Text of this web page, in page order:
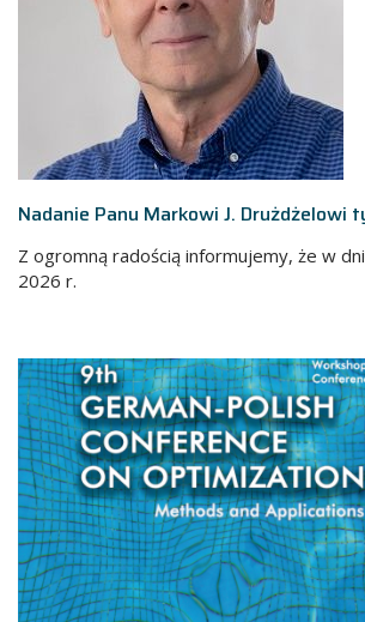
Nadanie Panu Markowi J. Drużdżelowi
Z ogromną radością informujemy, że w
2026 r.